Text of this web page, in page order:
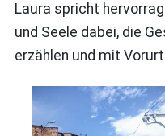
Laura spricht
und Seele dabei, die
erzählen und mit